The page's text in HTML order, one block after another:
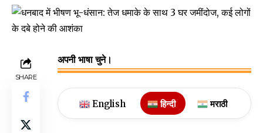
SHARE
अपनी भाषा चुने।
English हिन्दी मराठी